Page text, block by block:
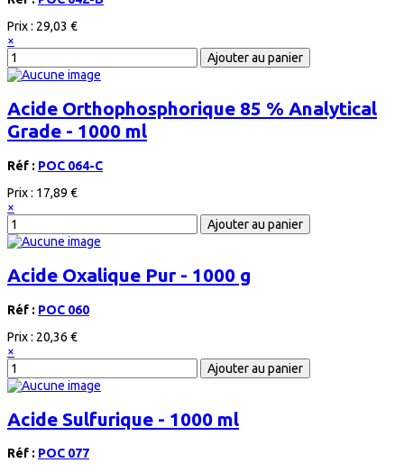
Prix : 29,03 €
×
Acide Orthophosphorique 85 % Analytical
Grade - 1000 ml
Réf : POC 064-C
Prix : 17,89 €
×
Acide Oxalique Pur - 1000 g
Réf : POC 060
Prix : 20,36 €
×
Acide Sulfurique - 1000 ml
Réf : POC 077